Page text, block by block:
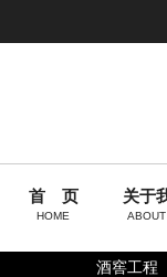
首 页
HOME
关于
酒窖工程